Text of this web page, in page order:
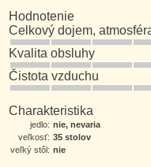
Hodnotenie
Celkový dojem,
Kvalita obsluhy
Čistota vzduchu
Charakteristika
jedlo: nie, nevaria
veľkosť: 35 stolov
veľký stôl: nie